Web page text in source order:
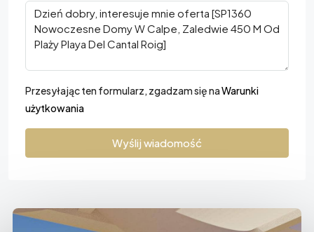
Przesyłając ten formularz, zgadzam się naWarunki
użytkowania
Wyślij wiadomość